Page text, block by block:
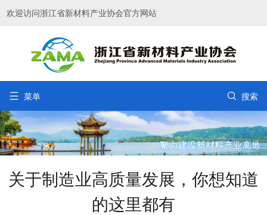
欢迎访问浙江省新材料产业协会官方网站
 菜单  搜索
关于制造业高质量发展，你想知道
的这里都有